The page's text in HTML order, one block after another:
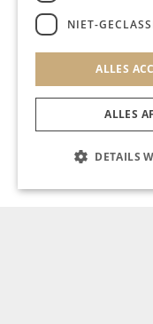
NIET-
ALLES
ALLES
DETAILS